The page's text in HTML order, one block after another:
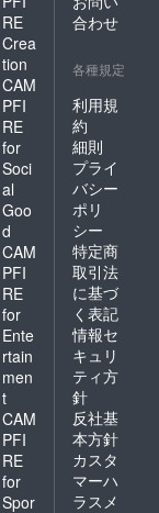
RE
Crea
tion
CAM
PFI
RE
for
Soci
al
Goo
d
CAM
PFI
RE
for
Ente
rtain
men
t
CAM
PFI
RE
for
Spor
合わせ
各種規定
利用規
約
細則
プライ
バシー
ポリ
シー
特定商
取引法
に基づ
く表記
情報セ
キュリ
ティ方
針
反社基
本方針
カスタ
マーハ
ラスメ